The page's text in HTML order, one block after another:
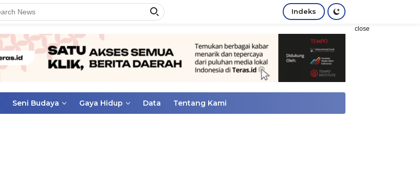
Indeks
close
Seni Budaya Gaya Hidup Data Tentang Kami